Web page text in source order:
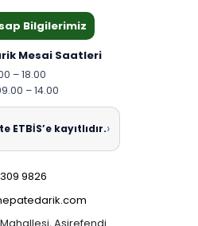
Bilgilerimiz
Mesai Saatleri
– 18.00
– 14.00
ETBİS’e kayıtlıdır.›
9826